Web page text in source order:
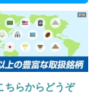
ちらからどうぞ